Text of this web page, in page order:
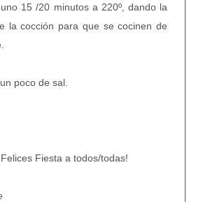
15 /20 minutos a 220º, dando la
la cocción para que se cocinen de
poco de sal.
Fiesta a todos/todas!